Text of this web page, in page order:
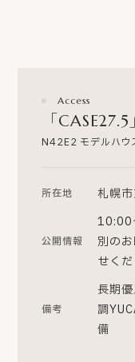
Access
「CASE27.5」
N42E2 モデルハウ
所在地 札幌
公開情報
10:00
別の
せくだ
備考
長期
調
備